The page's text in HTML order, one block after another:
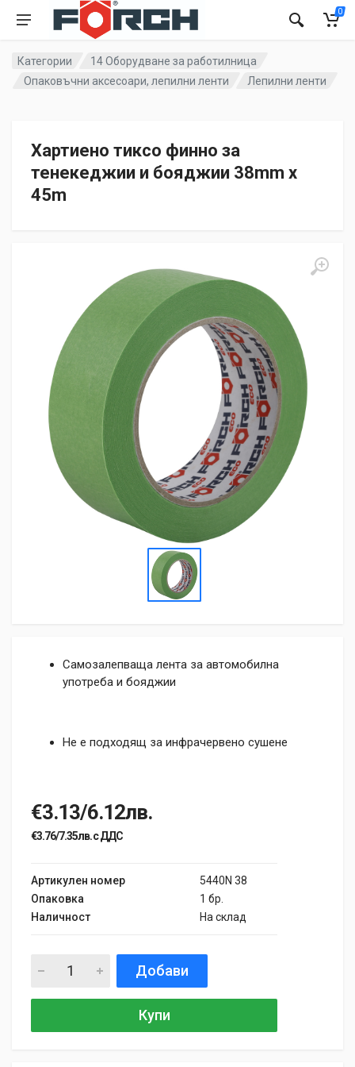
0
Категории
14 Оборудване за работилница
Опаковъчни аксесоари, лепилни ленти
Лепилни ленти
Хартиено тиксо финно за
тенекеджии и бояджии 38mm x
45m
Самозалепваща лента за автомобилна
употреба и бояджии
Не е подходящ за инфрачервено сушене
€3.13/6.12лв.
€3.76/7.35лв. с ДДС
Артикулен номер
5440N 38
Опаковка
1 бр.
Наличност
На склад
Добави
Купи